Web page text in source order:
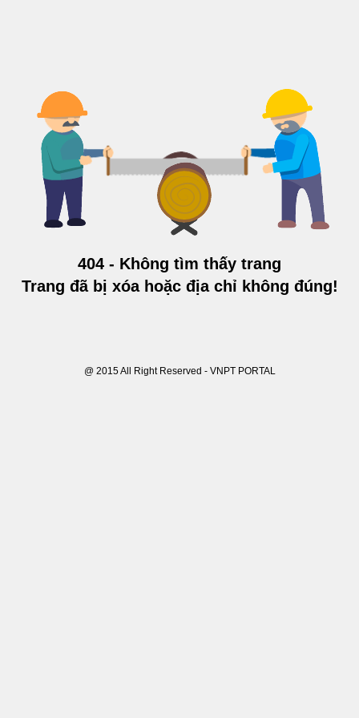
404 - Không tìm thấy trang
Trang đã bị xóa hoặc địa chỉ không đúng!
@ 2015 All Right Reserved - VNPT PORTAL